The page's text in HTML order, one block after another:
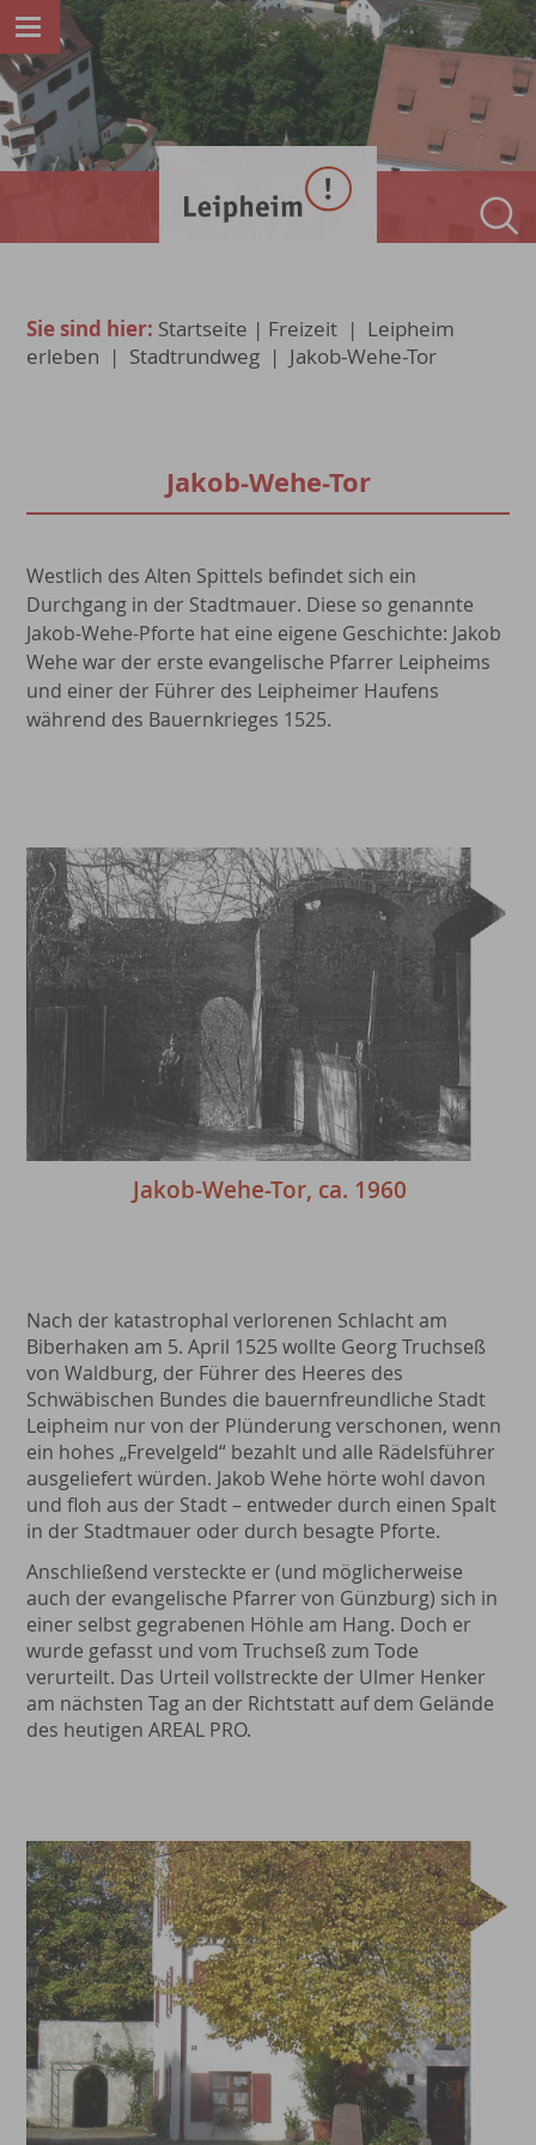
Sie sind hier: Startseite | Freizeit | Leipheim
erleben | Stadtrundweg | Jakob-Wehe-Tor
Jakob-Wehe-Tor
Westlich des Alten Spittels befindet sich ein
Durchgang in der Stadtmauer. Diese so genannte
Jakob-Wehe-Pforte hat eine eigene Geschichte: Jakob
Wehe war der erste evangelische Pfarrer Leipheims
und einer der Führer des Leipheimer Haufens
während des Bauernkrieges 1525.
Jakob-Wehe-Tor, ca. 1960
Nach der katastrophal verlorenen Schlacht am
Biberhaken am 5. April 1525 wollte Georg Truchseß
von Wald­burg, der Führer des Heeres des
Schwäbischen Bundes die bauernfreundliche Stadt
Leipheim nur von der Plünderung verschonen, wenn
ein hohes „Frevelgeld“ bezahlt und alle Rädelsführer
ausgeliefert würden. Jakob We­he hörte wohl davon
und floh aus der Stadt – entweder durch einen Spalt
in der Stadtmauer oder durch besagte Pforte.
Anschließend versteckte er (und möglicherweise
auch der evangelische Pfarrer von Günzburg) sich in
einer selbst gegrabenen Höhle am Hang. Doch er
wurde gefasst und vom Truchseß zum Tode
verurteilt. Das Urteil vollstreckte der Ulmer Henker
am nächsten Tag an der Richtstatt auf dem Gelände
des heutigen AREAL PRO.